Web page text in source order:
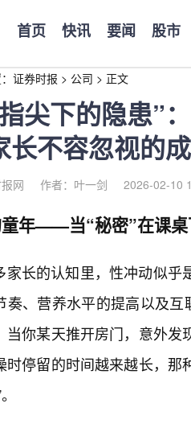
首页 快讯 要闻 股市
证券时报 > 公司 > 正文
尖下的隐患”
长不容忽视的
网 作者：叶一剑 2026-02-10
年——当“秘密”在课桌
家长的认知里，性冲动似乎
奏、营养水平的提高以及
当你某天推开房门，意外
时停留的时间越来越长，